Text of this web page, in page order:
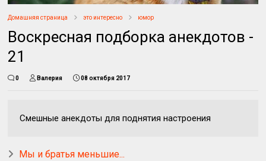
Домашняя страница это интересно юмор
Воскресная подборка анекдотов -
21
0 Валерия 08 октября 2017
Смешные анекдоты для поднятия настроения
Мы и братья меньшие...